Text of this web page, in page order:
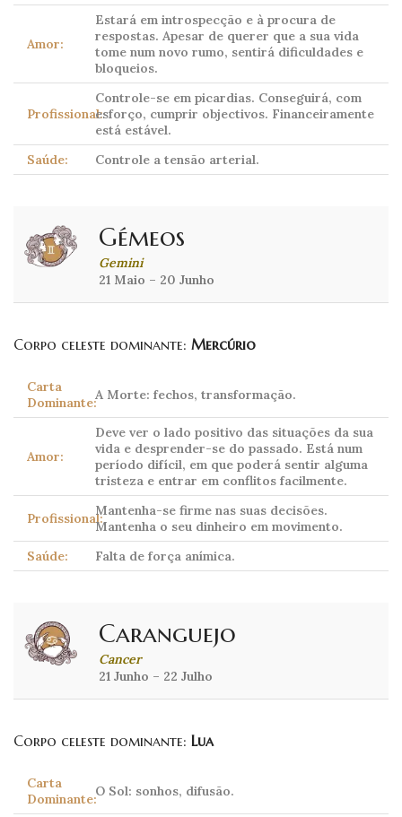
Amor:
Estará em introspecção e à procura de
respostas. Apesar de querer que a sua vida
tome num novo rumo, sentirá dificuldades e
bloqueios.
Profissional:
Controle-se em picardias. Conseguirá, com
esforço, cumprir objectivos. Financeiramente
está estável.
Saúde:
Controle a tensão arterial.
Gémeos
Gemini
21 Maio – 20 Junho
Corpo celeste dominante: Mercúrio
Carta
Dominante:A Morte: fechos, transformação.
Amor:
Deve ver o lado positivo das situações da sua
vida e desprender-se do passado. Está num
período difícil, em que poderá sentir alguma
tristeza e entrar em conflitos facilmente.
Profissional:Mantenha-se firme nas suas decisões.
Mantenha o seu dinheiro em movimento.
Saúde:
Falta de força anímica.
Caranguejo
Cancer
21 Junho – 22 Julho
Corpo celeste dominante: Lua
Carta
Dominante:O Sol: sonhos, difusão.